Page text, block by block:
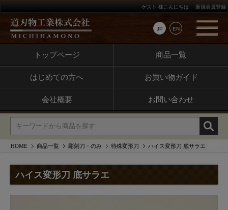
JP EN
ゲスト 様こんにちは 新規会員登録
トップページ 商品一覧
はじめての方へ お買い物ガイド
会社概要 お問い合わせ
HOME 商品一覧 彫刻刀・のみ 特殊変形刀 ハイス変形刀 底サラエ
ハイス変形刀 底サラエ